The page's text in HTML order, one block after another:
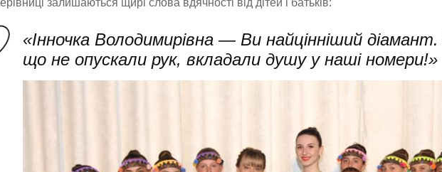
залишаються щирі слова вдячності від дітей і батьків:
«Інночка Володимирівна — Ви найцінніший
що не опускали рук, вкладали душу у наші номери!»